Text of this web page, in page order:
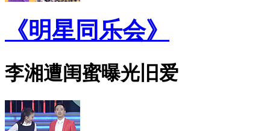
《明星同乐会》
李湘遭闺蜜曝光旧爱